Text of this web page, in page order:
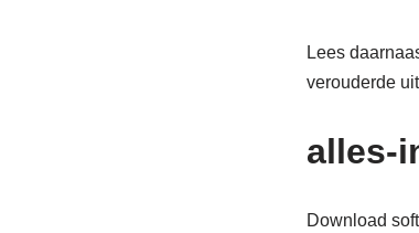
Lees
verouderde
alles-
Download